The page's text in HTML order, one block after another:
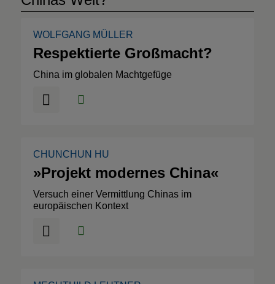
WOLFGANG MÜLLER
Respektierte Großmacht?
China im globalen Machtgefüge
CHUNCHUN HU
»Projekt modernes China«
Versuch einer Vermittlung Chinas im
europäischen Kontext